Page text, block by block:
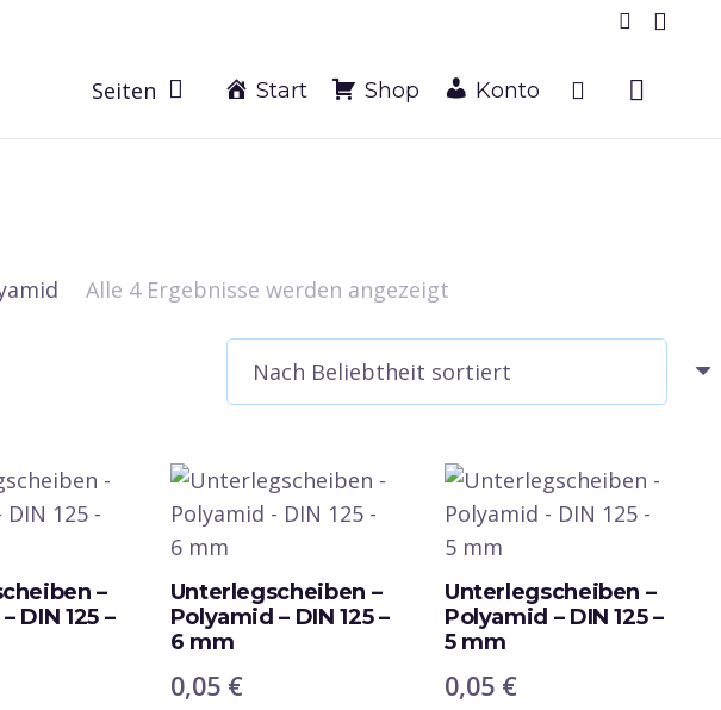
Seiten Start Shop Konto
Alle 4 Ergebnisse werden angezeigt
–
DIN 125 –
Unterlegscheiben –
Polyamid – DIN 125 –
6 mm
0,05 €
Unterlegscheiben –
Polyamid – DIN 125 –
5 mm
0,05 €